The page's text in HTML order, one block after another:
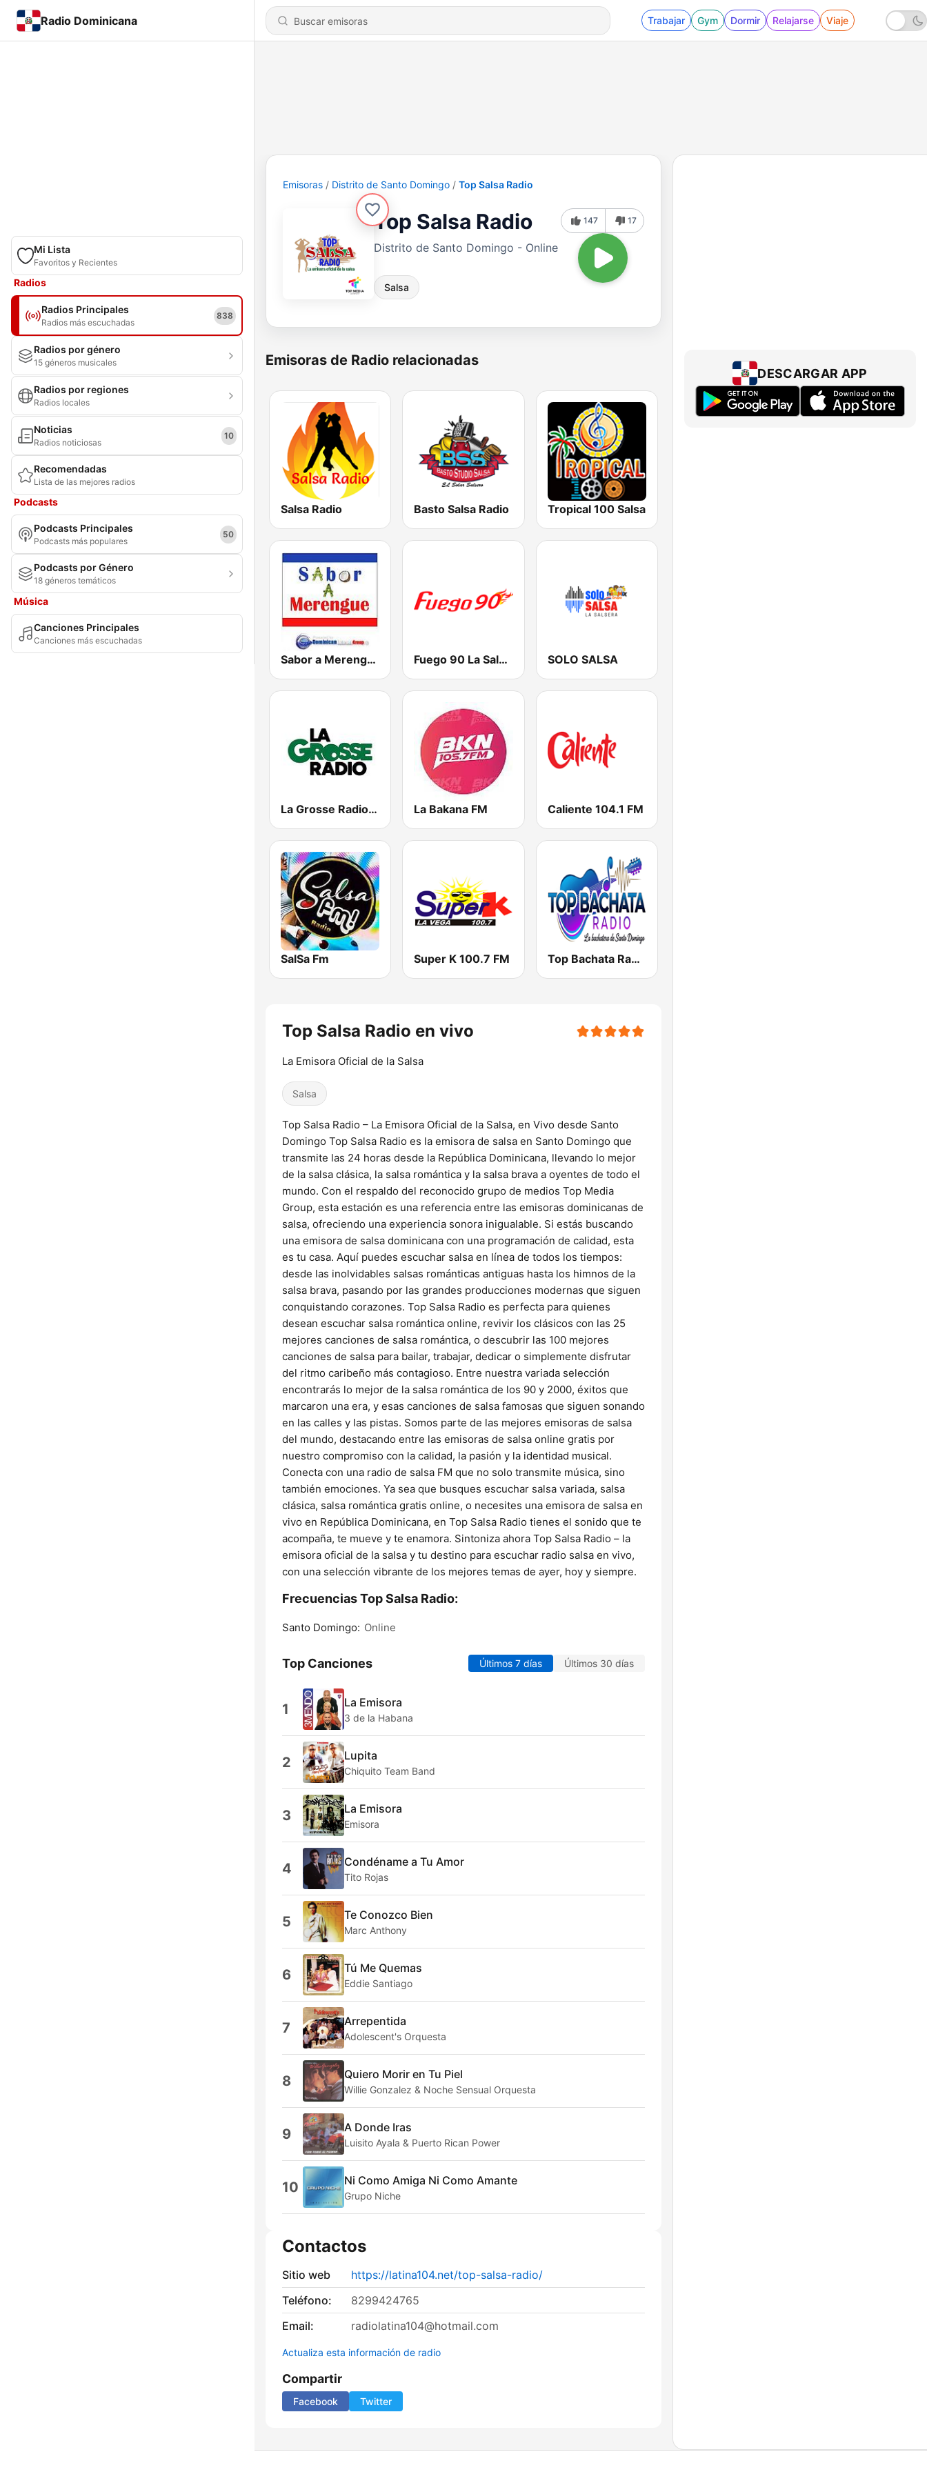
Radio Dominicana Trabajar Gym Dormir Relajarse Viaje
Mi Lista
Favoritos y Recientes
Radios
Radios Principales
Radios más escuchadas
838
Radios por género
15 géneros musicales
Radios por regiones
Radios locales
Noticias
Radios noticiosas
10
Recomendadas
Lista de las mejores radios
Podcasts
Podcasts Principales
Podcasts más populares
50
Podcasts por Género
18 géneros temáticos
Música
Canciones Principales
Canciones más escuchadas
Emisoras Distrito de Santo Domingo Top Salsa Radio
Top Salsa Radio
Distrito de Santo Domingo - Online
Salsa
147 17
Emisoras de Radio relacionadas
Salsa Radio Basto Salsa Radio Tropical 100 Salsa
Sabor a Merengue Fuego 90 La Salsera SOLO SALSA
La Grosse Radio Reggae La Bakana FM Caliente 104.1 FM
SalSa Fm Super K 100.7 FM Top Bachata Radio
Top Salsa Radio en vivo
La Emisora Oficial de la Salsa
Salsa
Top Salsa Radio – La Emisora Oficial de la Salsa, en Vivo desde Santo
Domingo Top Salsa Radio es la emisora de salsa en Santo Domingo que
transmite las 24 horas desde la República Dominicana, llevando lo mejor
de la salsa clásica, la salsa romántica y la salsa brava a oyentes de todo el
mundo. Con el respaldo del reconocido grupo de medios Top Media
Group, esta estación es una referencia entre las emisoras dominicanas de
salsa, ofreciendo una experiencia sonora inigualable. Si estás buscando
una emisora de salsa dominicana con una programación de calidad, esta
es tu casa. Aquí puedes escuchar salsa en línea de todos los tiempos:
desde las inolvidables salsas románticas antiguas hasta los himnos de la
salsa brava, pasando por las grandes producciones modernas que siguen
conquistando corazones. Top Salsa Radio es perfecta para quienes
desean escuchar salsa romántica online, revivir los clásicos con las 25
mejores canciones de salsa romántica, o descubrir las 100 mejores
canciones de salsa para bailar, trabajar, dedicar o simplemente disfrutar
del ritmo caribeño más contagioso. Entre nuestra variada selección
encontrarás lo mejor de la salsa romántica de los 90 y 2000, éxitos que
marcaron una era, y esas canciones de salsa famosas que siguen sonando
en las calles y las pistas. Somos parte de las mejores emisoras de salsa
del mundo, destacando entre las emisoras de salsa online gratis por
nuestro compromiso con la calidad, la pasión y la identidad musical.
Conecta con una radio de salsa FM que no solo transmite música, sino
también emociones. Ya sea que busques escuchar salsa variada, salsa
clásica, salsa romántica gratis online, o necesites una emisora de salsa en
vivo en República Dominicana, en Top Salsa Radio tienes el sonido que te
acompaña, te mueve y te enamora. Sintoniza ahora Top Salsa Radio – la
emisora oficial de la salsa y tu destino para escuchar radio salsa en vivo,
con una selección vibrante de los mejores temas de ayer, hoy y siempre.
Frecuencias Top Salsa Radio:
Santo Domingo: Online
Top Canciones Últimos 7 días Últimos 30 días
1 La Emisora
3 de la Habana
2 Lupita
Chiquito Team Band
3 La Emisora
Emisora
4 Condéname a Tu Amor
Tito Rojas
5 Te Conozco Bien
Marc Anthony
6 Tú Me Quemas
Eddie Santiago
7 Arrepentida
Adolescent's Orquesta
8 Quiero Morir en Tu Piel
Willie Gonzalez & Noche Sensual Orquesta
9 A Donde Iras
Luisito Ayala & Puerto Rican Power
10 Ni Como Amiga Ni Como Amante
Grupo Niche
Contactos
Sitio web
https://latina104.net/top-salsa-radio/
Teléfono:
8299424765
Email:
radiolatina104@hotmail.com
Actualiza esta información de radio
Compartir
Facebook Twitter
DESCARGAR APP